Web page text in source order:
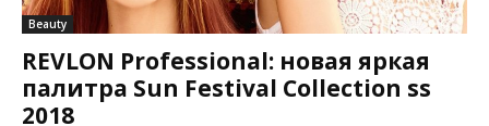
Beauty
REVLON Professional: новая яркая
палитра Sun Festival Collection ss
2018